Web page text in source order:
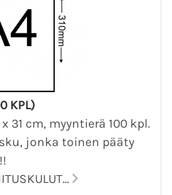
KPL)
31 cm, myyntierä 100 kpl.
jonka toinen pääty